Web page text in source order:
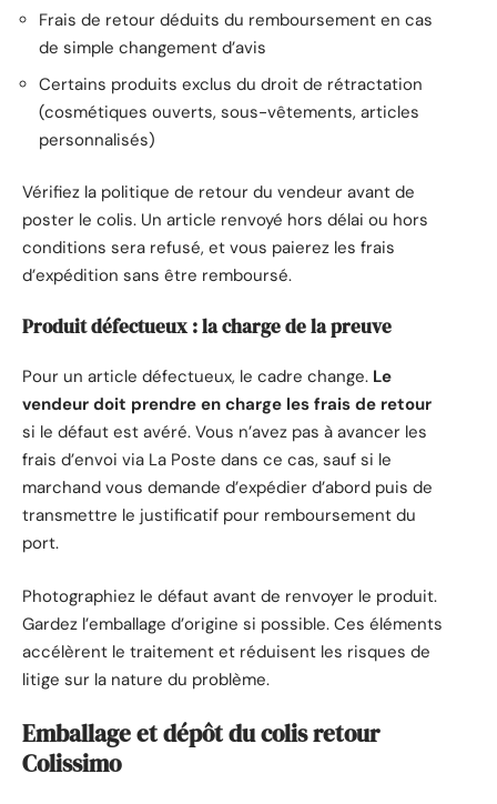
Frais de retour déduits du remboursement en cas
de simple changement d’avis
Certains produits exclus du droit de rétractation
(cosmétiques ouverts, sous-vêtements, articles
personnalisés)
Vérifiez la politique de retour du vendeur avant de
poster le colis. Un article renvoyé hors délai ou hors
conditions sera refusé, et vous paierez les frais
d’expédition sans être remboursé.
Produit défectueux : la charge de la preuve
Pour un article défectueux, le cadre change. Le
vendeur doit prendre en charge les frais de retour
si le défaut est avéré. Vous n’avez pas à avancer les
frais d’envoi via La Poste dans ce cas, sauf si le
marchand vous demande d’expédier d’abord puis de
transmettre le justificatif pour remboursement du
port.
Photographiez le défaut avant de renvoyer le produit.
Gardez l’emballage d’origine si possible. Ces éléments
accélèrent le traitement et réduisent les risques de
litige sur la nature du problème.
Emballage et dépôt du colis retour
Colissimo